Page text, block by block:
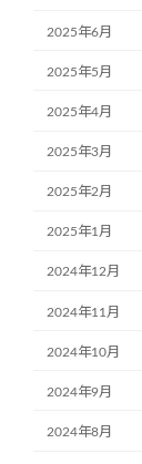
2025年6月
2025年5月
2025年4月
2025年3月
2025年2月
2025年1月
2024年12月
2024年11月
2024年10月
2024年9月
2024年8月